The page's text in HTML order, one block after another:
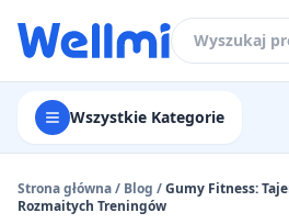
Wszystkie Kategorie
Strona główna/ Blog /Gumy Fitness:
Rozmaitych Treningów